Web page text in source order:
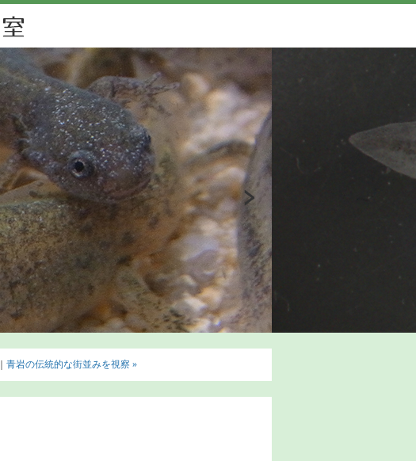
青岩の伝統的な街並みを視察 »